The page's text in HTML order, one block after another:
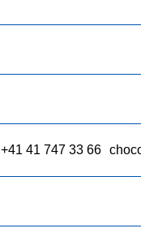
+41 41 747 33 66